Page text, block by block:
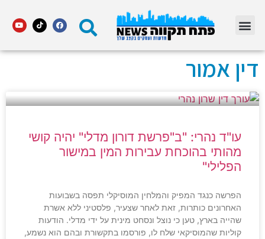
דין אמור
עו"ד נהרי: "ב"פרשת דורון מדלי" יהיה קושי
מהותי בהוכחת עבירות המין במישור
הפלילי"
הפרשה כנגד המפיק והמלחין המוסיקלי תפסה בשבועות
האחרונים כותרות, זאת לאחר שצעיר, פלסטיני ללא אשרת
שהייה בארץ, טען כי נוצל ונסחט מינית על ידי מדלי. הודעות
קוליות שהמוסיקאי שלח לו, פורסמו בתקשורת ובהם הוא נשמע,